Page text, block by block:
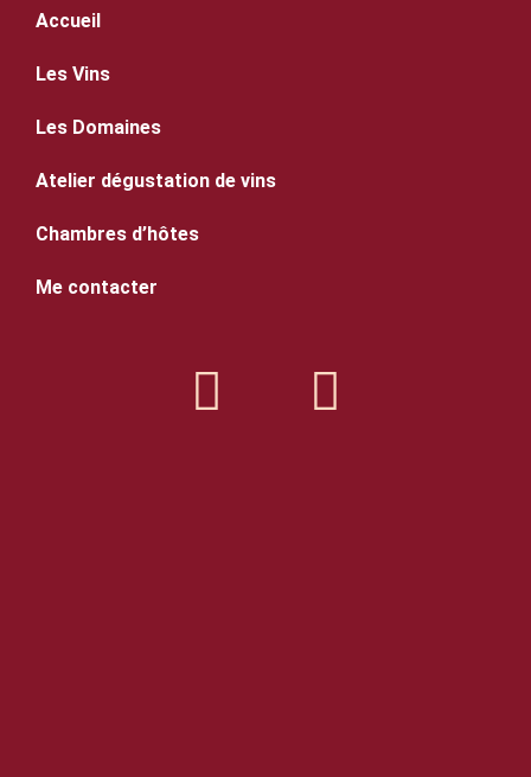
Accueil
Les Vins
Les Domaines
Atelier dégustation de vins
Chambres d’hôtes
Me contacter